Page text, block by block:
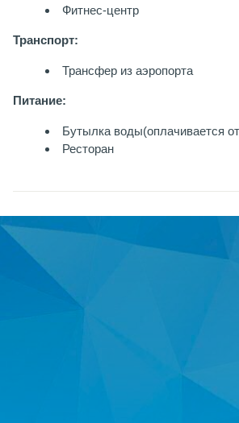
Фитнес-центр
Транспорт:
Трансфер из аэропорта
Питание:
Бутылка воды(оплачивается
Ресторан